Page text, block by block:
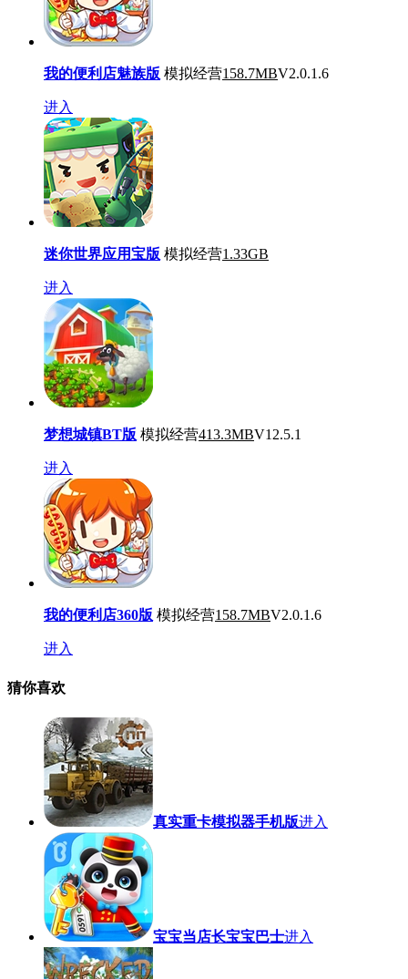
我的便利店魅族版 模拟经营158.7MBV2.0.1.6
进入
迷你世界应用宝版 模拟经营1.33GB
进入
梦想城镇BT版 模拟经营413.3MBV12.5.1
进入
我的便利店360版 模拟经营158.7MBV2.0.1.6
进入
猜你喜欢
真实重卡模拟器手机版进入
宝宝当店长宝宝巴士进入